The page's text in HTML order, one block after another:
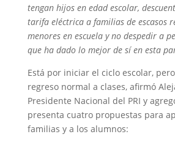
tengan hijos en edad escolar,
tarifa eléctrica a familias de escasos
menores en escuela y no despedir a
que ha dado lo mejor de sí en esta
Está por iniciar el ciclo escolar,
regreso normal a clases, afirmó
Presidente Nacional del PRI y
presenta cuatro propuestas para
familias y a los alumnos: